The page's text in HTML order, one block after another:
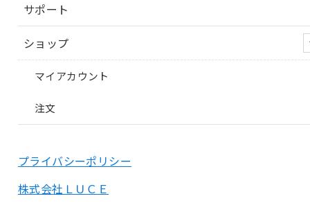
サポート
ショップ
マイアカウント
注文
プライバシーポリシー
株式会社ＬＵＣＥ